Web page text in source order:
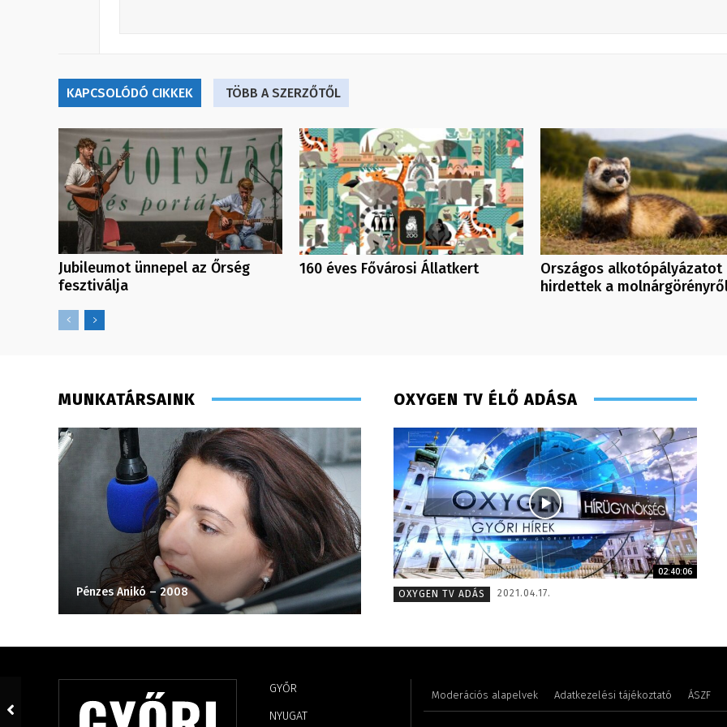
KAPCSOLÓDÓ CIKKEK TÖBB A SZERZŐTŐL
Jubileumot ünnepel az Őrség
fesztiválja
160 éves Fővárosi Állatkert
Országos alkotópályázatot
hirdettek a
MUNKATÁRSAINK
Pénzes Anikó – 2008 Tóth Bálint – operatőr-vágó – 2009
OXYGEN TV ÉLŐ ADÁSA
02:40:06
OXYGEN TV ADÁS
2021.04.17.
GYŐR
NYUGAT
Moderációs alapelvek Adatkezelési tájékoztató ÁSZF